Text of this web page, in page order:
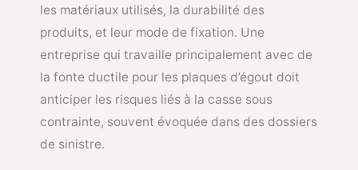
les matériaux utilisés, la durabilité des
produits, et leur mode de fixation. Une
entreprise qui travaille principalement avec de
la fonte ductile pour les plaques d’égout doit
anticiper les risques liés à la casse sous
contrainte, souvent évoquée dans des dossiers
de sinistre.